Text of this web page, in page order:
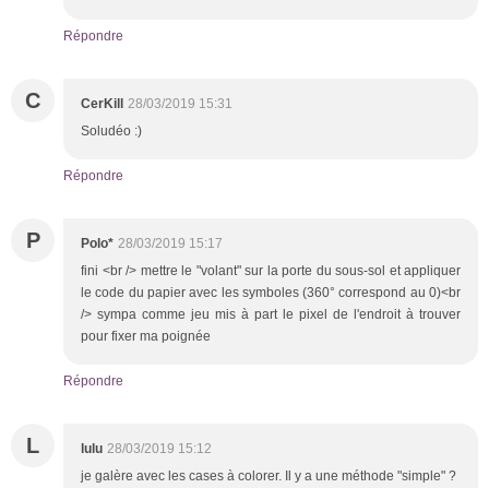
Répondre
C CerKill 28/03/2019 15:31
Soludéo :)
Répondre
P Polo* 28/03/2019 15:17
fini <br /> mettre le "volant" sur la porte du sous-sol et appliquer
le code du papier avec les symboles (360° correspond au 0)<br
/> sympa comme jeu mis à part le pixel de l'endroit à trouver
pour fixer ma poignée
Répondre
L lulu 28/03/2019 15:12
je galère avec les cases à colorer. Il y a une méthode "simple" ?